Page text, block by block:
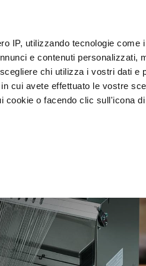
IP, utilizzando tecnologie come
e contenuti personalizzati,
chi utilizza i vostri dati e
cui avete effettuato le vostre
o facendo clic sull'icona
contenuti ed
sul modo in cui l’utente
i quali potrebbero combinarle
et
Lavage et
désinfection